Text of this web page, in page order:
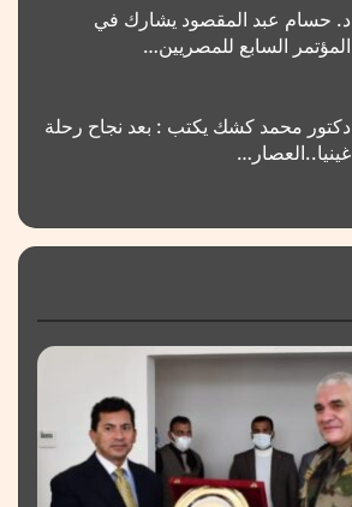
د. حسام عبد المقصود يشارك في
المؤتمر السابع للمصريين…
دكتور محمد كشك يكتب : بعد نجاح رحلة
غينيا..العصار…